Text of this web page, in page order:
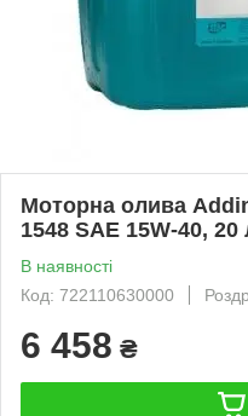
Моторна олива
1548 SAE 15W-40, 20
В наявності
Код: 722110630000
6 458 ₴